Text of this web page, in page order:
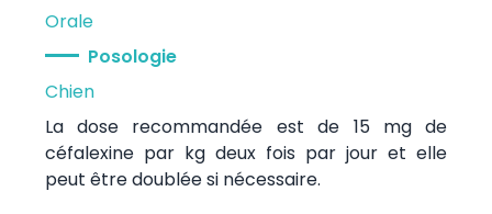
Orale
Posologie
Chien
La dose recommandée est de 15 mg de
céfalexine par kg deux fois par jour et elle
peut être doublée si nécessaire.